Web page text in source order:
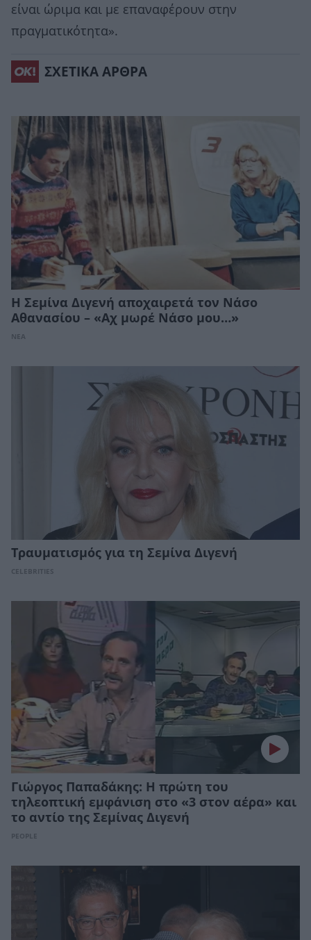
είναι ώριμα και με επαναφέρουν στην
πραγματικότητα».
ΣΧΕΤΙΚΑ ΑΡΘΡΑ
Η Σεμίνα Διγενή αποχαιρετά τον Νάσο
Αθανασίου – «Αχ μωρέ Νάσο μου…»
ΝΕΑ
Τραυματισμός για τη Σεμίνα Διγενή
CELEBRITIES
Γιώργος Παπαδάκης: Η πρώτη του
τηλεοπτική εμφάνιση στο «3 στον αέρα» και
το αντίο της Σεμίνας Διγενή
PEOPLE